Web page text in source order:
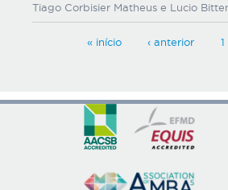
Tiago Corbisier Matheus e Lucio
n
« início ‹ anterior 1